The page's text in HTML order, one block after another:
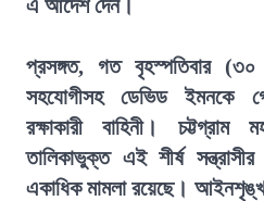
এ আদেশ দেন।
প্রসঙ্গত, গত বৃহস্পতিবার
সহযোগীসহ ডেভিড ইমনকে
রক্ষাকারী বাহিনী।
তালিকাভুক্ত এই শীর্ষ সন্ত্রাসীর
একাধিক মামলা রয়েছে।